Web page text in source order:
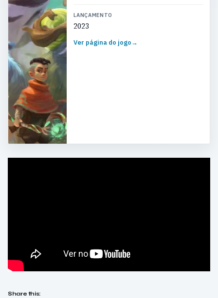
LANÇAMENTO
2023
Ver página do jogo→
Share this: